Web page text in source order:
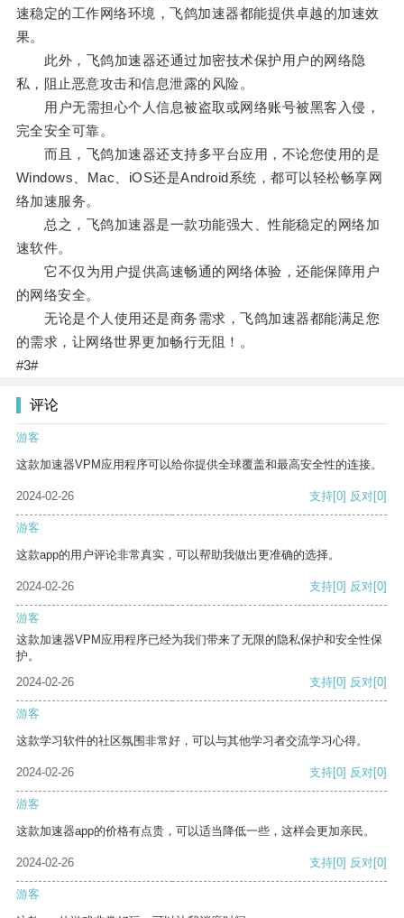
速稳定的工作网络环境，飞鸽加速器都能提供卓越的加速效
果。
此外，飞鸽加速器还通过加密技术保护用户的网络隐
私，阻止恶意攻击和信息泄露的风险。
用户无需担心个人信息被盗取或网络账号被黑客入侵，
完全安全可靠。
而且，飞鸽加速器还支持多平台应用，不论您使用的是
Windows、Mac、iOS还是Android系统，都可以轻松畅享网
络加速服务。
总之，飞鸽加速器是一款功能强大、性能稳定的网络加
速软件。
它不仅为用户提供高速畅通的网络体验，还能保障用户
的网络安全。
无论是个人使用还是商务需求，飞鸽加速器都能满足您
的需求，让网络世界更加畅行无阻！。
#3#
评论
游客
这款加速器VPM应用程序可以给你提供全球覆盖和最高安全性的连接。
2024-02-26 支持[0] 反对[0]
游客
这款app的用户评论非常真实，可以帮助我做出更准确的选择。
2024-02-26 支持[0] 反对[0]
游客
这款加速器VPM应用程序已经为我们带来了无限的隐私保护和安全性保
护。
2024-02-26
支持[0] 反对[0]
游客
这款学习软件的社区氛围非常好，可以与其他学习者交流学习心得。
2024-02-26 支持[0] 反对[0]
游客
这款加速器app的价格有点贵，可以适当降低一些，这样会更加亲民。
2024-02-26 支持[0] 反对[0]
游客